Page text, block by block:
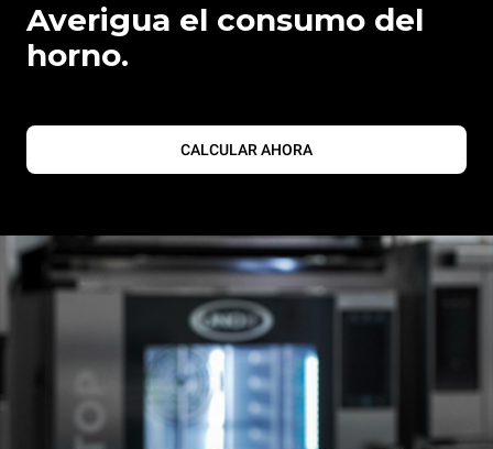
Averigua el consumo del
horno.
CALCULAR AHORA